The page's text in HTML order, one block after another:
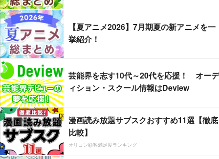
【夏アニメ2026】7月期夏の新アニメを一
挙紹介！
芸能界を志す10代～20代を応援！ オーデ
ィション・スクール情報はDeview
漫画読み放題サブスクおすすめ11選【徹底
比較】
オリコン顧客満足度ランキング